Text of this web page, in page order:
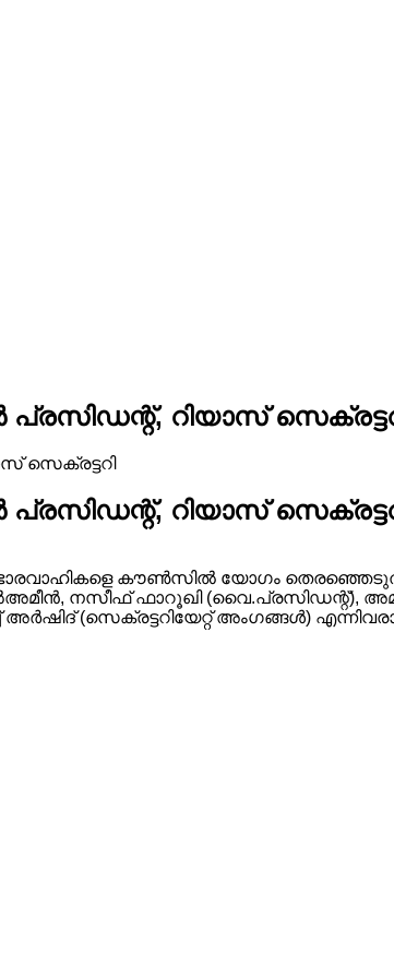
റിയാസ്
സെക്രട്ടറി
റിയാസ്
കൗണ്‍സില്‍ യോഗം
നസീഫ് ഫാറൂഖി (വൈ.പ്രസിഡന്റ്),
(സെക്രട്ടറിയേറ്റ് അംഗങ്ങള്‍)